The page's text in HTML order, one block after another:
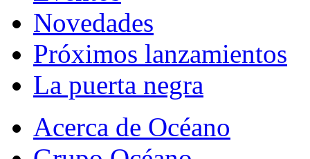
Novedades
Próximos lanzamientos
La puerta negra
Acerca de Océano